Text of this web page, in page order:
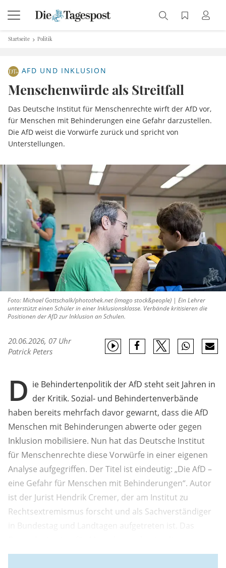
Startseite Politik
AFD UND INKLUSION
Menschenwürde als Streitfall
Das Deutsche Institut für Menschenrechte wirft der AfD vor,
für Menschen mit Behinderungen eine Gefahr darzustellen.
Die AfD weist die Vorwürfe zurück und spricht von
Unterstellungen.
Foto: Michael Gottschalk/photothek.net (imago stock&people) | Ein Lehrer
unterstützt einen Schüler in einer Inklusionsklasse. Verbände kritisieren die
Positionen der AfD zur Inklusion an Schulen.
20.06.2026, 07 Uhr
Patrick Peters
D ie Behindertenpolitik der AfD steht seit Jahren in
der Kritik. Sozial- und Behindertenverbände
haben bereits mehrfach davor gewarnt, dass die AfD
Menschen mit Behinderungen abwerte oder gegen
Inklusion mobilisiere. Nun hat das Deutsche Institut
für Menschenrechte diese Vorwürfe in einer eigenen
Analyse aufgegriffen. Der Titel ist eindeutig: „Die AfD –
eine Gefahr für Menschen mit Behinderungen“. Autor
ist der Jurist Hendrik Cremer, der am Institut zu
Rechtsextremismus forscht und als Sachverständiger
in Bundestag und Landtagen aufgetreten ist. Das
unabhängige Nationale Menschenrechtsinstitution